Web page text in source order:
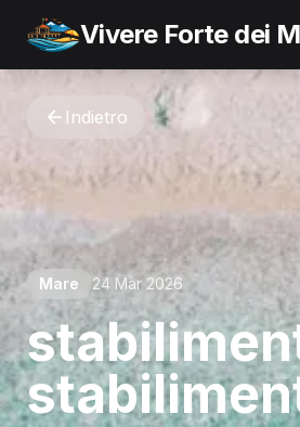
Vivere Forte dei
Indietro
Mare 24 Mar 2026